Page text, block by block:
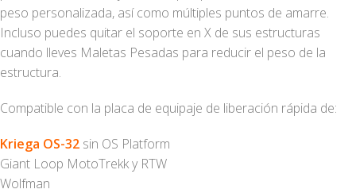
peso personalizada, así como múltiples puntos de amarre.
Incluso puedes quitar el soporte en X de sus estructuras
cuando lleves Maletas Pesadas para reducir el peso de la
estructura.
Compatible con la placa de equipaje de liberación rápida de:
Kriega OS-32 sin OS Platform
Giant Loop MotoTrekk y RTW
Wolfman